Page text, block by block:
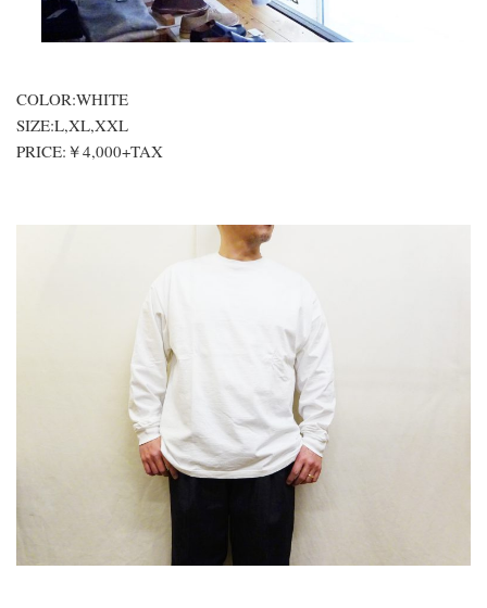
COLOR:WHITE
SIZE:L,XL,XXL
PRICE:￥4,000+TAX